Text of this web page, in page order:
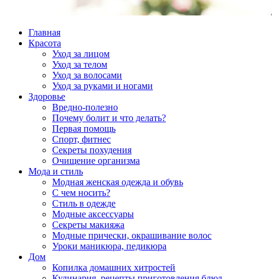
Главная
Красота
Уход за лицом
Уход за телом
Уход за волосами
Уход за руками и ногами
Здоровье
Вредно-полезно
Почему болит и что делать?
Первая помощь
Спорт, фитнес
Секреты похудения
Очищение организма
Мода и стиль
Модная женская одежда и обувь
С чем носить?
Стиль в одежде
Модные аксессуары
Секреты макияжа
Модные прически, окрашивание волос
Уроки маникюра, педикюра
Дом
Копилка домашних хитростей